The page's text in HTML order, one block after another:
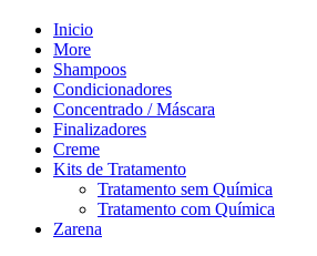
Inicio
More
Shampoos
Condicionadores
Concentrado / Máscara
Finalizadores
Creme
Kits de Tratamento
Tratamento sem Química
Tratamento com Química
Zarena